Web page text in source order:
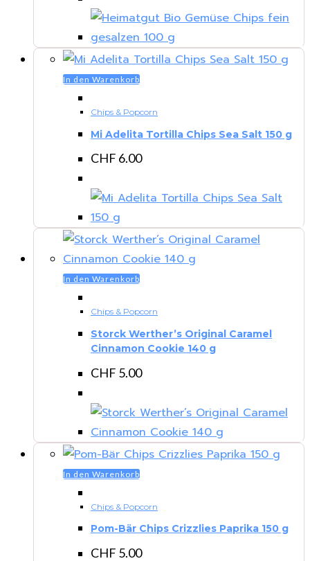
In den Warenkorb
Chips & Popcorn
Mi Adelita Tortilla Chips Sea Salt 150 g
CHF 6.00
In den Warenkorb
Chips & Popcorn
Storck Werther’s Original Caramel
Cinnamon Cookie 140 g
CHF 5.00
In den Warenkorb
Chips & Popcorn
Pom-Bär Chips Crizzlies Paprika 150 g
CHF 5.00